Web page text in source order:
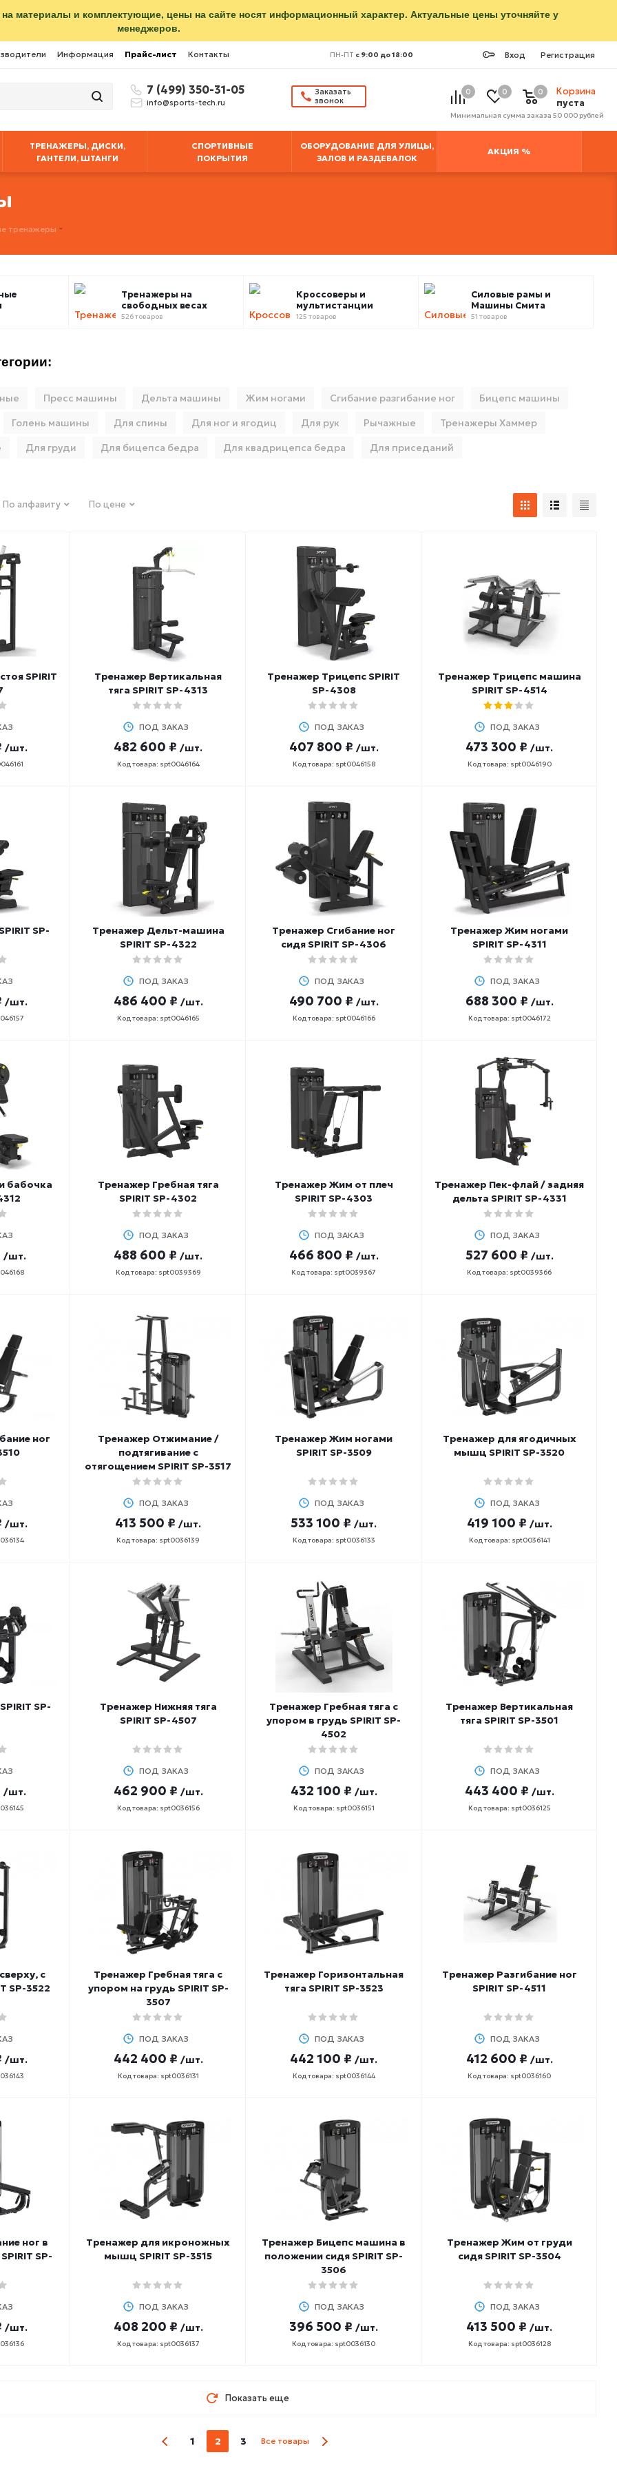
материалы и комплектующие, цены на сайте носят информационный характер. Актуальные цены уточняйте у
менеджеров.
Информация Прайс-лист Контакты Вход Регистрация
ПН-ПТ с 9:00 до 18:00
7 (499) 350-31-05
info@sports-tech.ru
Заказать
звонок
0 0
Корзина
пуста
0
Минимальная сумма заказа 50 000 рублей
ТРЕНАЖЕРЫ, ДИСКИ,
ГАНТЕЛИ, ШТАНГИ
СПОРТИВНЫЕ
ПОКРЫТИЯ
ОБОРУДОВАНИЕ ДЛЯ УЛИЦЫ,
ЗАЛОВ И РАЗДЕВАЛОК
АКЦИЯ %
тренажеры
Тренажеры на
свободных весах
526 товаров
Кроссоверы и
мультистанции
125 товаров
Силовые рамы и
Машины Смита
51 товаров
Пресс машины Дельта машины Жим ногами Сгибание разгибание ног
Бицепс машины
Голень машины Для спины Для ног и ягодиц Для рук Рычажные
Тренажеры Хаммер
Для груди Для бицепса бедра Для квадрицепса бедра Для приседаний
По алфавиту По цене
SPIRIT
/шт.
Тренажер Вертикальная
тяга SPIRIT SP-4313
ПОД ЗАКАЗ
482 600 ₽ /шт.
Код товара: spt0046164
Тренажер Трицепс SPIRIT
SP-4308
ПОД ЗАКАЗ
407 800 ₽ /шт.
Код товара: spt0046158
Тренажер Трицепс машина
SPIRIT SP-4514
ПОД ЗАКАЗ
473 300 ₽ /шт.
Код товара: spt0046190
SP-
/шт.
Тренажер Дельт-машина
SPIRIT SP-4322
ПОД ЗАКАЗ
486 400 ₽ /шт.
Код товара: spt0046165
Тренажер Сгибание ног
сидя SPIRIT SP-4306
ПОД ЗАКАЗ
490 700 ₽ /шт.
Код товара: spt0046166
Тренажер Жим ногами
SPIRIT SP-4311
ПОД ЗАКАЗ
688 300 ₽ /шт.
Код товара: spt0046172
бабочка
/шт.
Тренажер Гребная тяга
SPIRIT SP-4302
ПОД ЗАКАЗ
488 600 ₽ /шт.
Код товара: spt0039369
Тренажер Жим от плеч
SPIRIT SP-4303
ПОД ЗАКАЗ
466 800 ₽ /шт.
Код товара: spt0039367
Тренажер Пек-флай / задняя
дельта SPIRIT SP-4331
ПОД ЗАКАЗ
527 600 ₽ /шт.
Код товара: spt0039366
ног
/шт.
Тренажер Отжимание /
подтягивание с
отягощением SPIRIT SP-3517
ПОД ЗАКАЗ
413 500 ₽ /шт.
Код товара: spt0036139
Тренажер Жим ногами
SPIRIT SP-3509
ПОД ЗАКАЗ
533 100 ₽ /шт.
Код товара: spt0036133
Тренажер для ягодичных
мышц SPIRIT SP-3520
ПОД ЗАКАЗ
419 100 ₽ /шт.
Код товара: spt0036141
SP-
/шт.
Тренажер Нижняя тяга
SPIRIT SP-4507
ПОД ЗАКАЗ
462 900 ₽ /шт.
Код товара: spt0036156
Тренажер Гребная тяга с
упором в грудь SPIRIT SP-
4502
ПОД ЗАКАЗ
432 100 ₽ /шт.
Код товара: spt0036151
Тренажер Вертикальная
тяга SPIRIT SP-3501
ПОД ЗАКАЗ
443 400 ₽ /шт.
Код товара: spt0036125
с
SP-3522
/шт.
Тренажер Гребная тяга с
упором на грудь SPIRIT SP-
3507
ПОД ЗАКАЗ
442 400 ₽ /шт.
Код товара: spt0036131
Тренажер Горизонтальная
тяга SPIRIT SP-3523
ПОД ЗАКАЗ
442 100 ₽ /шт.
Код товара: spt0036144
Тренажер Разгибание ног
SPIRIT SP-4511
ПОД ЗАКАЗ
412 600 ₽ /шт.
Код товара: spt0036160
ног в
SP-
/шт.
Тренажер для икроножных
мышц SPIRIT SP-3515
ПОД ЗАКАЗ
408 200 ₽ /шт.
Код товара: spt0036137
Тренажер Бицепс машина в
положении сидя SPIRIT SP-
3506
ПОД ЗАКАЗ
396 500 ₽ /шт.
Код товара: spt0036130
Тренажер Жим от груди
сидя SPIRIT SP-3504
ПОД ЗАКАЗ
413 500 ₽ /шт.
Код товара: spt0036128
Показать еще
1 2 3 Все товары